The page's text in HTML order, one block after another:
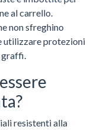
al carrello.
non sfreghino
utilizzare protezioni
resistenti alla